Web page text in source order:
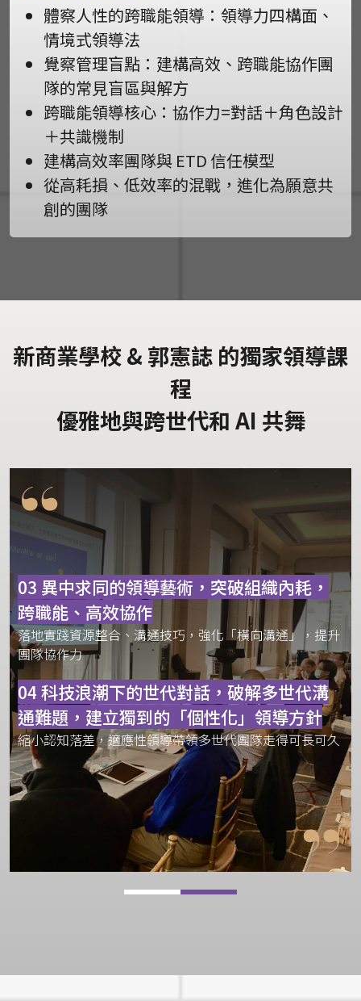
體察人性的跨職能領導：領導力四構面、
情境式領導法
覺察管理盲點：建構高效、跨職能協作團
隊的常見盲區與解方
跨職能領導核心：協作力=對話＋角色設計
＋共識機制
建構高效率團隊與 ETD 信任模型
從高耗損、低效率的混戰，進化為願意共
創的團隊
新商業學校 & 郭憲誌 的獨家領導課
程
優雅地與跨世代和 AI 共舞
01 三大管理挑戰一次解決
AI管理、跨職能溝通、多世代領導，解決企業主最痛的管
理難題
02 給管理者的高度實戰課程！在 AI時代成
為新時代領導者
領導者角色進化， AI 改變的管理現場、決策方式